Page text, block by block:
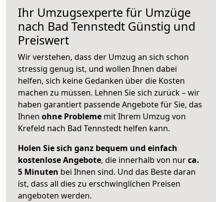
Ihr Umzugsexperte für Umzüge
nach Bad Tennstedt Günstig und
Preiswert
Wir verstehen, dass der Umzug an sich schon
stressig genug ist, und wollen Ihnen dabei
helfen, sich keine Gedanken über die Kosten
machen zu müssen. Lehnen Sie sich zurück – wir
haben garantiert passende Angebote für Sie, das
Ihnen ohne Probleme mit Ihrem Umzug von
Krefeld nach Bad Tennstedt helfen kann.
Holen Sie sich ganz bequem und einfach
kostenlose Angebote, die innerhalb von nurca.
5 Minuten bei Ihnen sind. Und das Beste daran
ist, dass all dies zu erschwinglichen Preisen
angeboten werden.